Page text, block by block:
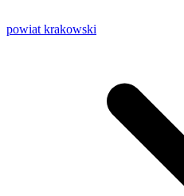
powiat krakowski